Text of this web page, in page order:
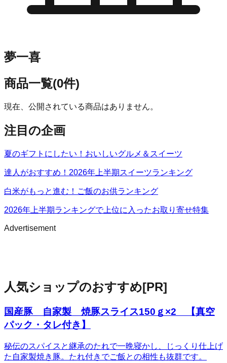
夢一喜
商品一覧(0件)
現在、公開されている商品はありません。
注目の企画
夏のギフトにしたい！おいしいグルメ＆スイーツ
達人がおすすめ！2026年上半期スイーツランキング
白米がもっと進む！ご飯のお供ランキング
2026年上半期ランキングで上位に入ったお取り寄せ特集
Advertisement
人気ショップのおすすめ[PR]
国産豚 自家製 焼豚スライス150ｇ×2 【真空
パック・タレ付き】
秘伝のスパイスと継承のたれで一晩寝かし、じっくり仕上げ
た自家製焼き豚。たれ付きでご飯との相性も抜群です。